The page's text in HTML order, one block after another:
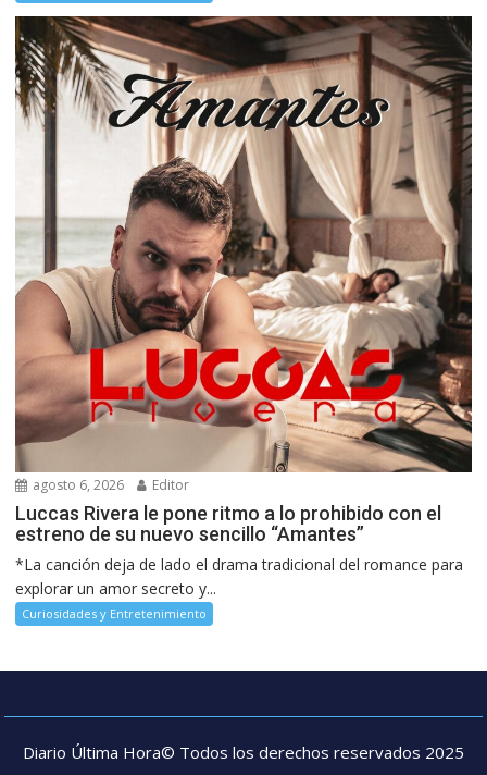
agosto 6, 2026 Editor
Luccas Rivera le pone ritmo a lo prohibido con el
estreno de su nuevo sencillo “Amantes”
*La canción deja de lado el drama tradicional del romance para
explorar un amor secreto y...
Curiosidades y Entretenimiento
Diario Última Hora© Todos los derechos reservados 2025